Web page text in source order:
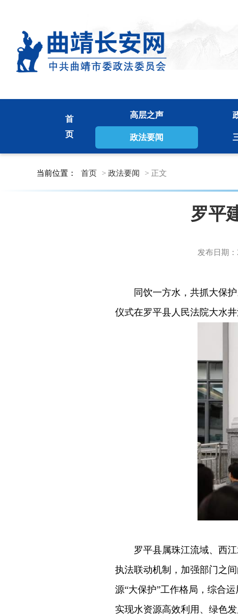
首
页
高层之声
政法要闻
当前位置： 首页 > 政法要闻 > 正文
罗平
发布日期：
同饮一方水，共抓大保
仪式在罗平县人民法院大水井
罗平县属珠江流域、西
执法联动机制，加强部门之
源“大保护”工作格局，综合
实现水资源高效利用、绿色发